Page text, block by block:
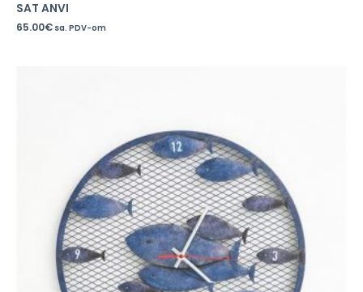
SAT ANVI
65.00€ sa. PDV-om